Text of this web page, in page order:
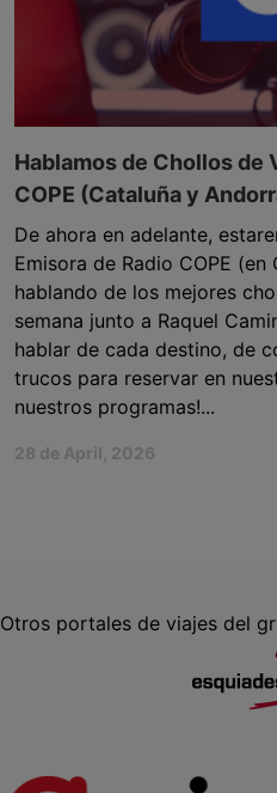
Hablamos de Chollos de
COPE (Cataluña y
De ahora en adelante,
Emisora de Radio COPE
hablando de los mejores
semana junto a Raquel
hablar de cada destino, de
trucos para reservar en
nuestros programas!...
28 de April, 2026
Otros portales de viajes del